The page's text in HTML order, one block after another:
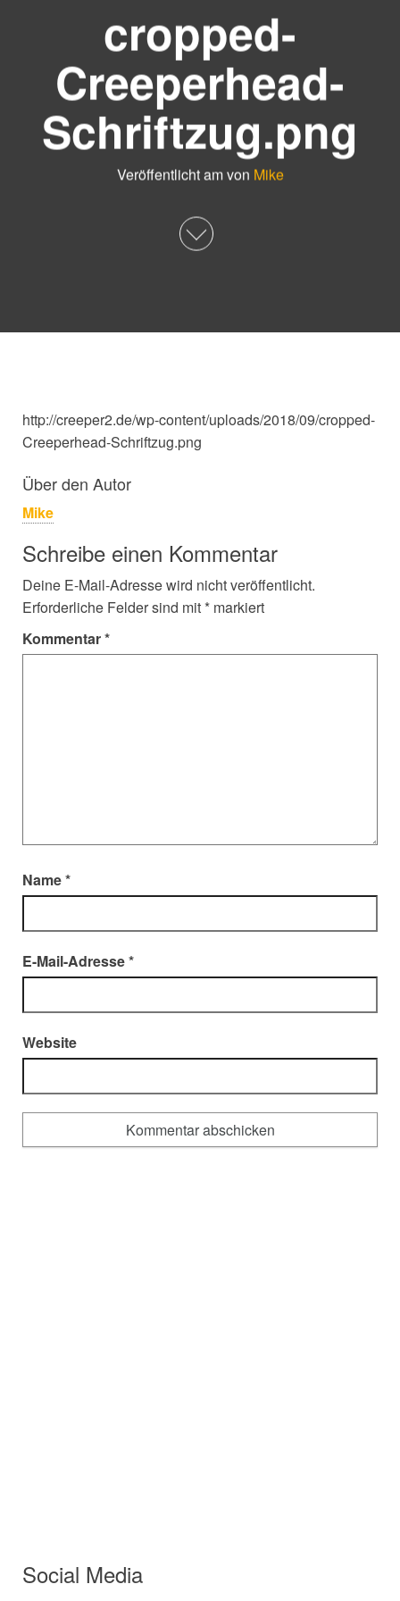
cropped-
Creeperhead-
Schriftzug.png
Veröffentlicht amvon Mike
http://creeper2.de/wp-content/uploads/2018/09/cropped-
Creeperhead-Schriftzug.png
Über den Autor
Mike
Schreibe einen Kommentar
Deine E-Mail-Adresse wird nicht veröffentlicht.
Erforderliche Felder sind mit * markiert
Kommentar*
Name*
E-Mail-Adresse*
Website
Social Media